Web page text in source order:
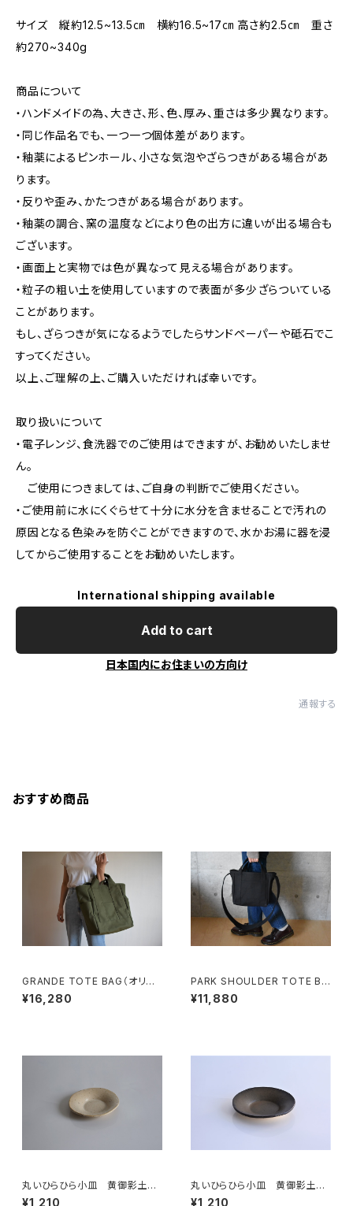
サイズ 縦約12.5~13.5㎝ 横約16.5~17㎝ 高さ約2.5㎝ 重さ
約270~340g
商品について
・ハンドメイドの為、大きさ、形、色、厚み、重さは多少異なります。
・同じ作品名でも、一つ一つ個体差があります。
・釉薬によるピンホール、小さな気泡やざらつきがある場合があ
ります。
・反りや歪み、かたつきがある場合があります。
・釉薬の調合、窯の温度などにより色の出方に違いが出る場合も
ございます。
・画面上と実物では色が異なって見える場合があります。
・粒子の粗い土を使用していますので表面が多少ざらついている
ことがあります。
もし、ざらつきが気になるようでしたらサンドペーパーや砥石でこ
すってください。
以上、ご理解の上、ご購入いただければ幸いです。
取り扱いについて
・電子レンジ、食洗器でのご使用はできますが、お勧めいたしませ
ん。
ご使用につきましては、ご自身の判断でご使用ください。
・ご使用前に水にくぐらせて十分に水分を含ませることで汚れの
原因となる色染みを防ぐことができますので、水かお湯に器を浸
してからご使用することをお勧めいたします。
International shipping available
Add to cart
日本国内にお住まいの方向け
通報する
おすすめ商品
GRANDE TOTE BAG（オリー
ブ/カーキ）
¥16,280
PARK SHOULDER TOTE BA
G (ブラック)
¥11,880
丸いひらひら小皿 黄御影土×
白失透釉
¥1,210
丸いひらひら小皿 黄御影土×
錆釉
¥1,210